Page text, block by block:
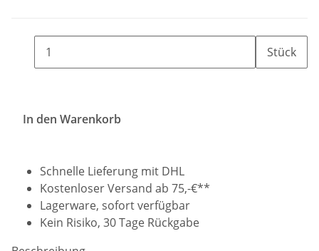
Stück
In den Warenkorb
Schnelle Lieferung mit DHL
Kostenloser Versand ab 75,-€**
Lagerware, sofort verfügbar
Kein Risiko, 30 Tage Rückgabe